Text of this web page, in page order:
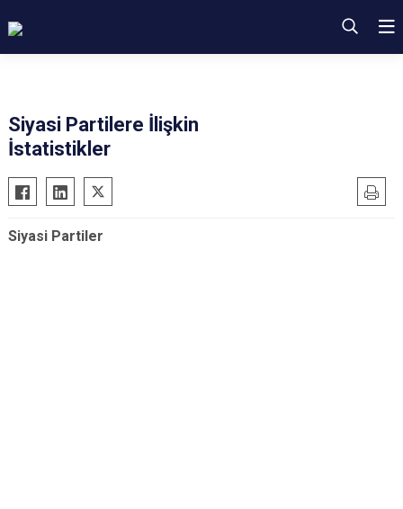
Siyasi Partilere İlişkin
İstatistikler
Siyasi Partiler